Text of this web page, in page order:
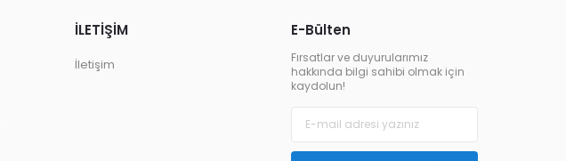
E-Bülten
Fırsatlar ve duyurularımız
hakkında bilgi sahibi olmak için
kaydolun!
İLETİŞİM
İletişim